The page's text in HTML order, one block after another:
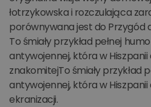
łotrzykowska i rozczulająca
porównywana jest do Przygód
To śmiały przykład pełnej
antywojennej, która w Hiszpanii
znakomitejTo śmiały przykład
antywojennej, która w
ekranizacji.